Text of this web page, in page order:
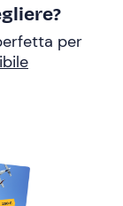
per